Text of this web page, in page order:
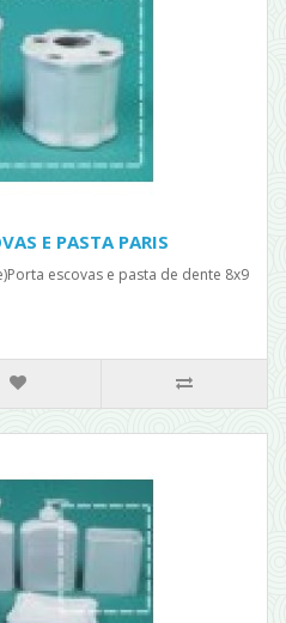
E PASTA PARIS
escovas e pasta de dente 8x9